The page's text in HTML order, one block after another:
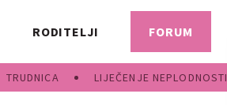
TRUDNICA LIJEČENJE NEPLODNOSTI
RODITELJI FORUM